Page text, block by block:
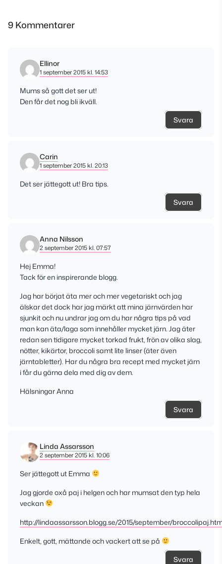
9 Kommentarer
Ellinor
1 september 2015 kl. 14:53
Mums så gott det ser ut!
Den får det nog bli ikväll.
Svara
Carin
1 september 2015 kl. 20:13
Det ser jättegott ut! Bra tips.
Svara
Anna Nilsson
2 september 2015 kl. 07:57
Hej Emma!
Tack för en inspirerande blogg.
Jag har börjat äta mer och mer vegetariskt och jag
älskar det dock har jag märkt att mina järnvärden har
sjunkit och nu undrar jag om du har några tips på vad
man kan äta/laga som innehåller mycket järn. Jag äter
redan sen tidigare mycket torkad frukt, frön av olika slag,
nötter, kikärtor, broccoli samt lite linser (äter även
järntabletter). Har du några bra recept med mycket järn
i får du gärna dela med dig av dem.
Hälsningar Anna
Svara
Linda Assarsson
2 september 2015 kl. 10:06
Ser jättegott ut Emma
Jag gjorde oxå paj i helgen och har mumsat den typ hela
veckan
http://lindaassarsson.blogg.se/2015/september/
Enkelt, gott, mättande och vackert att se på
Svara